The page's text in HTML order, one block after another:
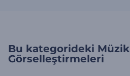
Bu kategorideki Müzik
Görselleştirmeleri